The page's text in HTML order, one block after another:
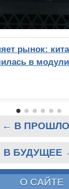
рынок:
в
← В
В БУДУЩЕЕ
О САЙТЕ